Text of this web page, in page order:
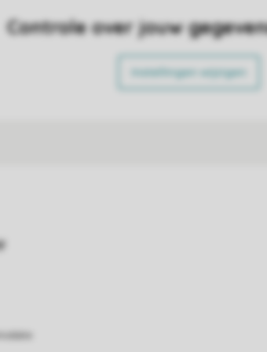
Controle over jouw
Instellingen wijzigen